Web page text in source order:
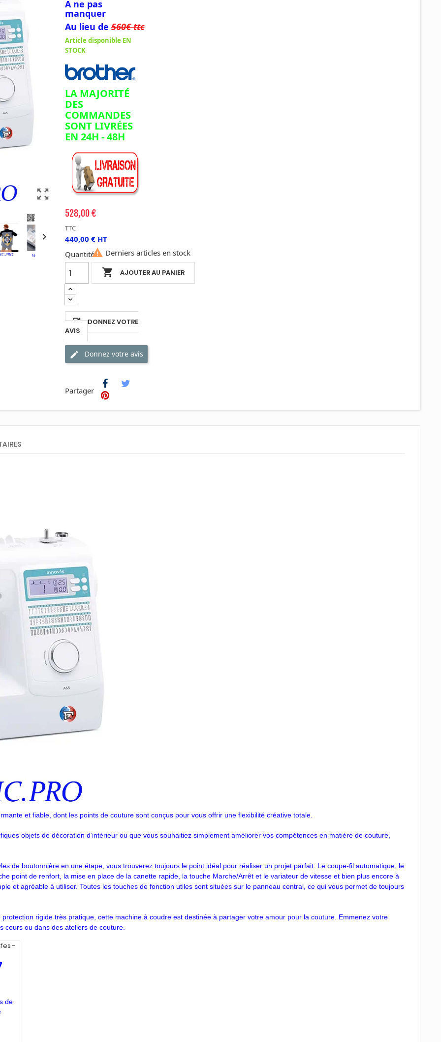
zoom_out_map

A ne pas
manquer
Au lieu de560€ ttc
Article disponible EN
STOCK
LA MAJORITÉ
DES
COMMANDES
SONT LIVRÉES
EN 24H - 48H
528,00 €
TTC
440,00 € HT
Quantité
 AJOUTER AU PANIER
 Derniers articles en stock
DONNEZ VOTRE
AVIS
Donnez votre avis
Partager
et fiable, dont les points de couture sont conçus pour vous offrir une flexibilité créative totale.
objets de décoration d’intérieur ou que vous souhaitiez simplement améliorer vos compétences en matière de couture,
de boutonnière en une étape, vous trouverez toujours le point idéal pour réaliser un projet parfait. Le coupe-fil automatique, le
point de renfort, la mise en place de la canette rapide, la touche Marche/Arrêt et le variateur de vitesse et bien plus encore à
et agréable à utiliser. Toutes les touches de fonction utiles sont situées sur le panneau central, ce qui vous permet de toujours
rigide très pratique, cette machine à coudre est destinée à partager votre amour pour la couture. Emmenez votre
cours ou dans des ateliers de couture.
de